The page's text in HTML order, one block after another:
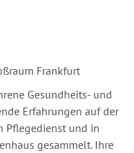
Frankfurt
Gesundheits- und
Erfahrungen auf der
Pflegedienst und in
gesammelt. Ihre